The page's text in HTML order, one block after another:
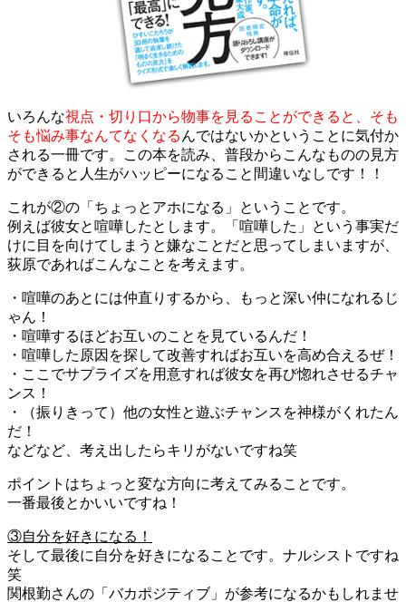
いろんな視点・切り口から物事を見ることができると、そも
そも悩み事なんてなくなる んではないかということに気付か
される一冊です。この本を読み、普段からこんなものの見方
ができると人生がハッピーになること間違いなしです！！
これが②の「ちょっとアホになる」ということです。
例えば彼女と喧嘩したとします。「喧嘩した」という事実だ
けに目を向けてしまうと嫌なことだと思ってしまいますが、
荻原であればこんなことを考えます。
・喧嘩のあとには仲直りするから、もっと深い仲になれるじ
ゃん！
・喧嘩するほどお互いのことを見ているんだ！
・喧嘩した原因を探して改善すればお互いを高め合えるぜ！
・ここでサプライズを用意すれば彼女を再び惚れさせるチャ
ンス！
・（振りきって）他の女性と遊ぶチャンスを神様がくれたん
だ！
などなど、考え出したらキリがないですね笑
ポイントはちょっと変な方向に考えてみることです。
一番最後とかいいですね！
③自分を好きになる！
そして最後に自分を好きになることです。ナルシストですね
笑
関根勤さんの「 バカポジティブ 」が参考になるかもしれませ